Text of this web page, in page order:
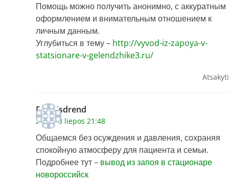
Помощь можно получить анонимно, с аккуратным
оформлением и внимательным отношением к
личным данным.
Углубиться в тему – http://vyvod-iz-zapoya-v-
statsionare-v-gelendzhike3.ru/
Atsakyti
Dennisdrend
2026 28 liepos 21:48
Общаемся без осуждения и давления, сохраняя
спокойную атмосферу для пациента и семьи.
Подробнее тут – вывод из запоя в стационаре
новороссийск